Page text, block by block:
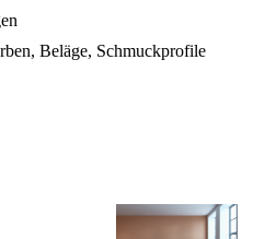
Beläge, Schmuckprofile